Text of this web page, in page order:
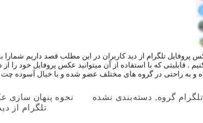
تلگرام از دید کاربران در این مطلب قصد داریم شمارا
. قابلیتی که با استفاده از آن میتوانید عکس پروفایل خود را از
و به راحتی در گروه های مختلف عضو شده و با خیال آسوده چت
تلگرام گروه, دسته‌بندی نشده
نحوه پنهان سازی
تلگرام از